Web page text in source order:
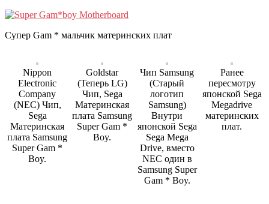
Супер Gam * мальчик материнских плат
Nippon
Electronic
Company
(NEC) Чип,
Sega
Материнская
плата Samsung
Super Gam *
Boy.
Goldstar
(Теперь LG)
Чип, Sega
Материнская
плата Samsung
Super Gam *
Boy.
Чип Samsung
(Старый
логотип
Samsung)
Внутри
японской Sega
Sega Mega
Drive, вместо
NEC один в
Samsung Super
Gam * Boy.
Ранее
пересмотру
японской Sega
Megadrive
материнских
плат.